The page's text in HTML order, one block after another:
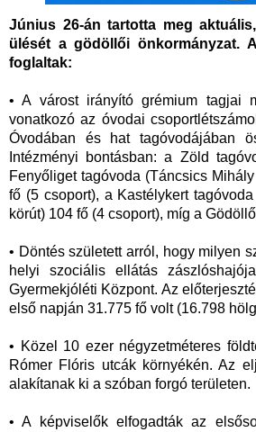
Június 26-án tartotta meg
ülését a gödöllői önkormányzat.
foglaltak:
• A várost irányító grémium tagjai
vonatkozó az óvodai
Óvodában és hat tagóvodájában
Intézményi bontásban: a Zöld
Fenyőliget tagóvoda (Táncsics
fő (5 csoport), a Kastélykert
körút) 104 fő (4 csoport), míg a
• Döntés született arról, hogy milyen
helyi szociális ellátás
Gyermekjóléti Központ. Az
első napján 31.775 fő volt (16.798
• Közel 10 ezer négyzetméteres
Rómer Flóris utcák környékén. Az
alakítanak ki a szóban forgó területen.
• A képviselők elfogadták az